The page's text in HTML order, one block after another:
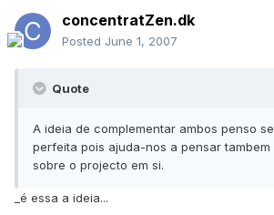
concentratZen.dk
Posted June 1, 2007
Quote
A ideia de complementar ambos penso
perfeita pois ajuda-nos a pensar tambem
sobre o projecto em si.
_é essa a ideia...